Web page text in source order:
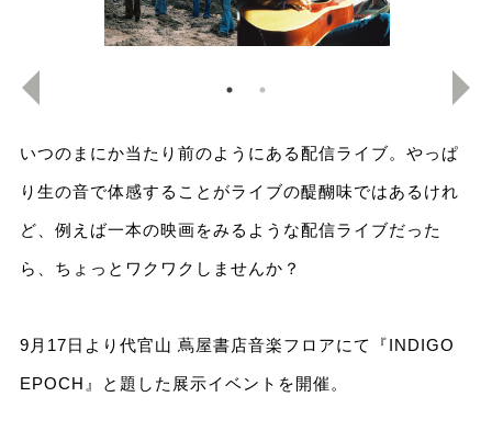
いつのまにか当たり前のようにある配信ライブ。やっぱ
り生の音で体感することがライブの醍醐味ではあるけれ
ど、例えば一本の映画をみるような配信ライブだった
ら、ちょっとワクワクしませんか？
9月17日より代官山 蔦屋書店音楽フロアにて『INDIGO
EPOCH』と題した展示イベントを開催。